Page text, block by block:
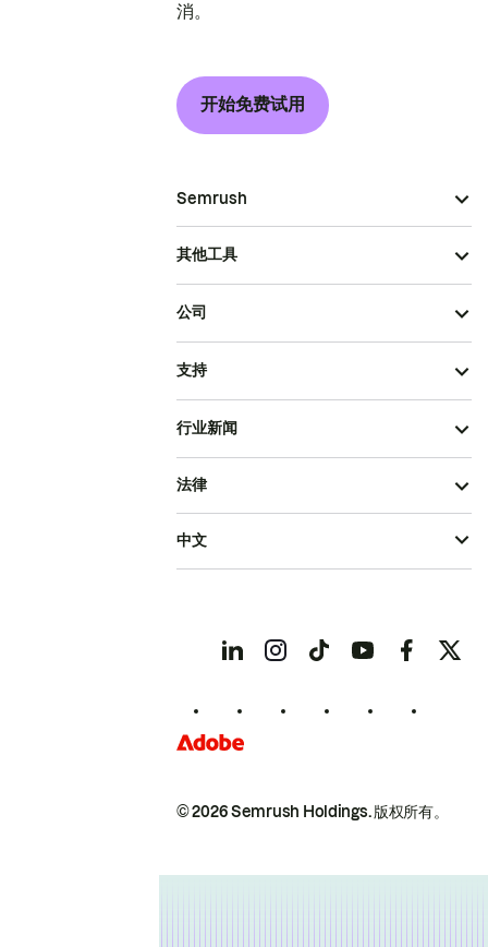
消。
开始免费试用
Semrush
其他工具
公司
支持
行业新闻
© 2026 Semrush Holdings.版权所有。
法律
中文